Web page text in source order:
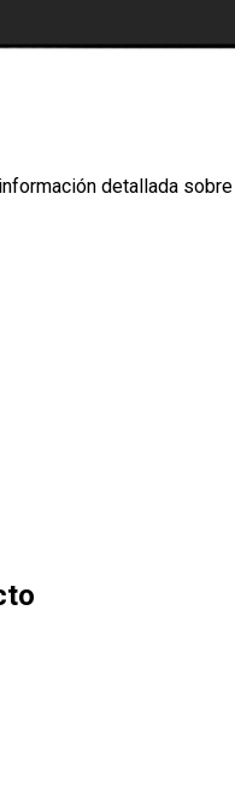
detallada sobre